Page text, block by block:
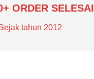
ORDER SELESAI
tahun 2012